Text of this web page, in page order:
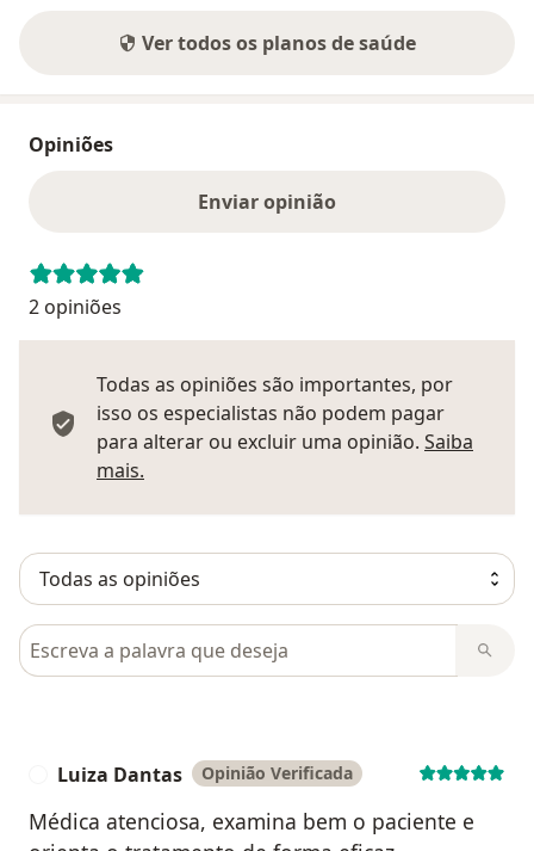
Ver todos os planos de saúde
Opiniões
Enviar opinião
2 opiniões
Todas as opiniões são importantes, por
isso os especialistas não podem pagar
para alterar ou excluir uma opinião. Saiba
mais.
Pesquisar em opiniões
Luiza Dantas Opinião Verificada
Médica atenciosa, examina bem o paciente e